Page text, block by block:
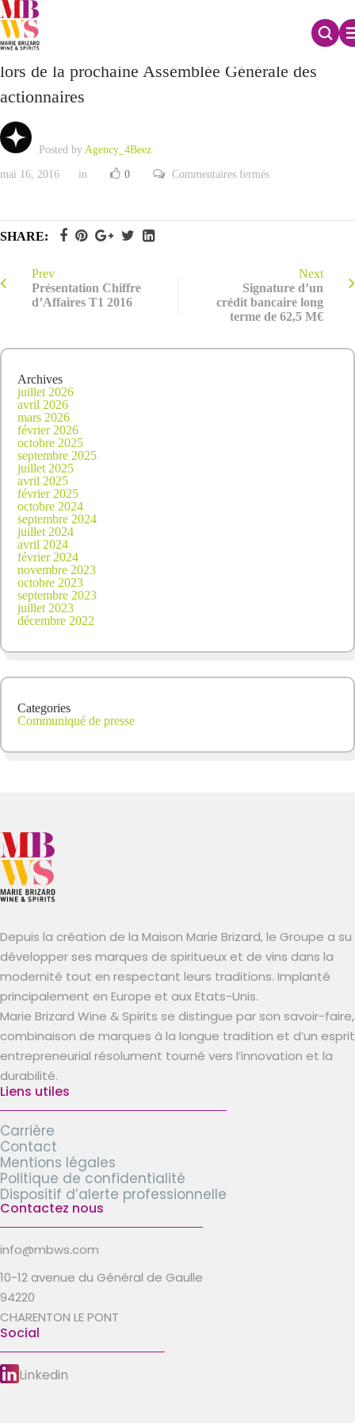
Deux nouveaux administrateurs seront proposés
lors de la prochaine Assemblée Générale des
actionnaires
Posted by Agency_4Beez
mai 16, 2016 in 0 Commentaires ferméssur
prochaine
Assemblée
Générale
des
actionnaires
SHARE:
Prev
Présentation Chiffre
d’Affaires T1 2016
Next
Signature d’un
crédit bancaire long
terme de 62,5 M€
Archives
juillet 2026
avril 2026
mars 2026
février 2026
octobre 2025
septembre 2025
juillet 2025
avril 2025
février 2025
octobre 2024
septembre 2024
juillet 2024
avril 2024
février 2024
novembre 2023
octobre 2023
septembre 2023
juillet 2023
décembre 2022
Categories
Communiqué de presse
Depuis la création de la Maison Marie Brizard, le Groupe a su
développer ses marques de spiritueux et de vins dans la
modernité tout en respectant leurs traditions. Implanté
principalement en Europe et aux Etats-Unis.
Marie Brizard Wine & Spirits se distingue par son savoir-faire,
combinaison de marques à la longue tradition et d’un esprit
entrepreneurial résolument tourné vers l’innovation et la
durabilité.
Liens utiles
Carrière
Contact
Mentions légales
Politique de confidentialité
Dispositif d’alerte professionnelle
Contactez nous
info@mbws.com
10-12 avenue du Général de Gaulle
94220
CHARENTON LE PONT
Social
Linkedin